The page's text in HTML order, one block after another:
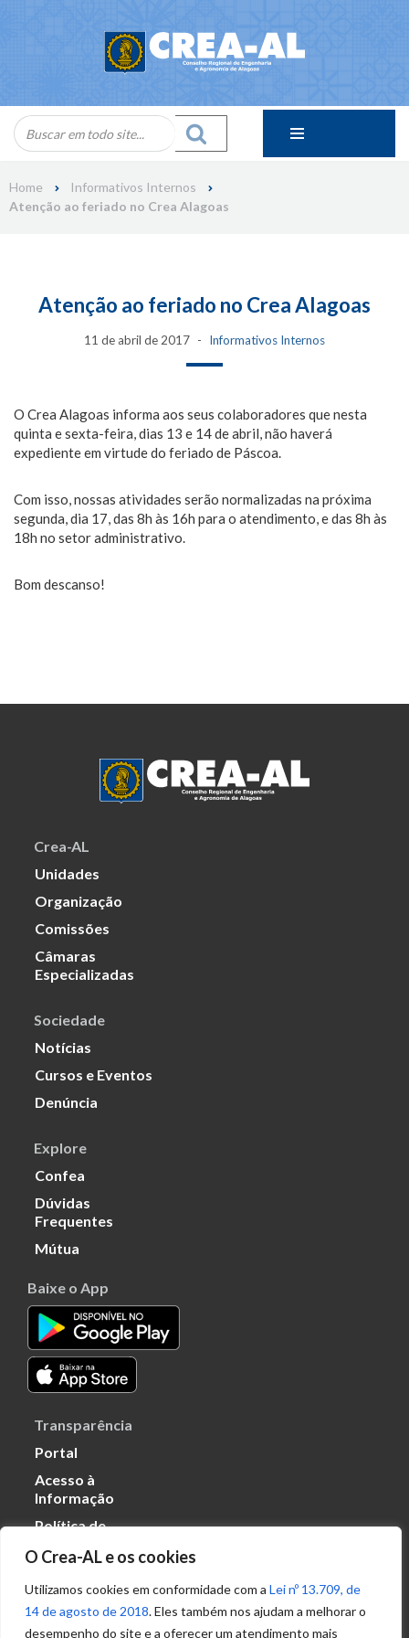
O Crea-AL e os cookies
Utilizamos cookies em conformidade com a Lei nº 13.709, de
14 de agosto de 2018. Eles também nos ajudam a melhorar o
desempenho do site e a oferecer um atendimento mais
Home
Informativos Internos
Atenção ao feriado no Crea Alagoas
Atenção ao feriado no Crea Alagoas
11 de abril de 2017 Informativos Internos
O Crea Alagoas informa aos seus colaboradores que nesta
quinta e sexta-feira, dias 13 e 14 de abril, não haverá
expediente em virtude do feriado de Páscoa.
Com isso, nossas atividades serão normalizadas na próxima
segunda, dia 17, das 8h às 16h para o atendimento, e das 8h às
18h no setor administrativo.
Bom descanso!
Crea-AL
Unidades
Organização
Comissões
Câmaras
Especializadas
Sociedade
Notícias
Cursos e Eventos
Denúncia
Explore
Confea
Dúvidas
Frequentes
Mútua
Baixe o App
Transparência
Portal
Acesso à
Informação
Política de
Dados
Ouvidoria